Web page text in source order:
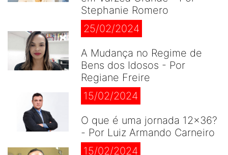
Stephanie Romero
25/02/2024
A Mudança no Regime de
Bens dos Idosos - Por
Regiane Freire
15/02/2024
O que é uma jornada 12×36?
- Por Luiz Armando Carneiro
15/02/2024